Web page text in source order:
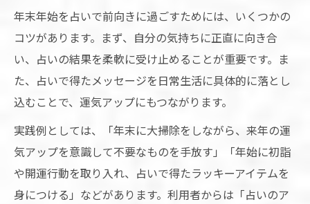
年末年始を占いで前向きに過ごすためには、いくつかの
コツがあります。まず、自分の気持ちに正直に向き合
い、占いの結果を柔軟に受け止めることが重要です。ま
た、占いで得たメッセージを日常生活に具体的に落とし
込むことで、運気アップにもつながります。
実践例としては、「年末に大掃除をしながら、来年の運
気アップを意識して不要なものを手放す」「年始に初詣
や開運行動を取り入れ、占いで得たラッキーアイテムを
身につける」などがあります。利用者からは「占いのア